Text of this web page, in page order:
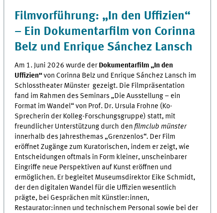
Filmvorführung: „In den Uffizien“
– Ein Dokumentarfilm von Corinna
Belz und Enrique Sánchez Lansch
Am 1. Juni 2026 wurde der Dokumentarfilm„In den
Uffizien“von Corinna Belz und Enrique Sánchez Lansch im
Schlosstheater Münster gezeigt. Die Filmpräsentation
fand im Rahmen des Seminars „Die Ausstellung – ein
Format im Wandel“ von Prof. Dr. Ursula Frohne (Ko-
Sprecherin der Kolleg-Forschungsgruppe) statt, mit
freundlicher Unterstützung durch denfilmclub münster
innerhalb des Jahresthemas „Grenzenlos“. Der Film
eröffnet Zugänge zum Kuratorischen, indem er zeigt, wie
Entscheidungen oftmals in Form kleiner, unscheinbarer
Eingriffe neue Perspektiven auf Kunst eröffnen und
ermöglichen. Er begleitet Museumsdirektor Eike Schmidt,
der den digitalen Wandel für die Uffizien wesentlich
prägte, bei Gesprächen mit Künstler:innen,
Restaurator:innen und technischem Personal sowie bei der